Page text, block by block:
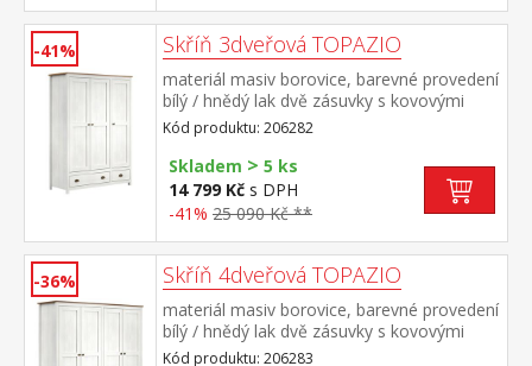
-41% Skříň 3dveřová TOPAZIO
materiál masiv borovice, barevné provedení
bílý / hnědý lak dvě zásuvky s kovovými
úchytkami a pojezdy v levé části 3 police, v
pravé části 1 police a kovová šatní
tyč vhodný doplněk nástavec TOPAZIO
206952
Kód produktu: 206282
Skladem > 5 ks
14 799 Kč s DPH
-41% 25 090 Kč **
-36% Skříň 4dveřová TOPAZIO
materiál masiv borovice, barevné provedení
bílý / hnědý lak dvě zásuvky s kovovými
úchytkami a pojezdy v levé části 3 police, v
Kód produktu: 206283